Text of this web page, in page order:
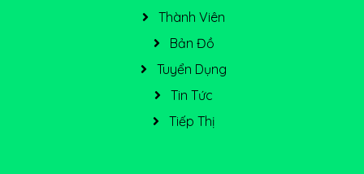
Thành Viên
Bản Đồ
Tuyển Dụng
Tin Tức
Tiếp Thị